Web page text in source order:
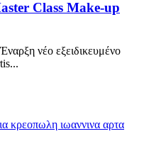
Class Make-up
νέο εξειδικευμένο